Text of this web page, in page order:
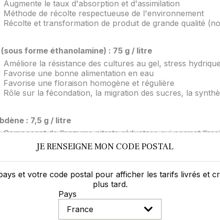
Augmente le taux d'absorption et d'assimilation
Méthode de récolte respectueuse de l'environnement
Récolte et transformation de produit de grande qualité
forme éthanolamine) : 75 g / litre
Améliore la résistance des cultures au gel, stress
Favorise une bonne alimentation en eau
Favorise une floraison homogène et régulière
Rôle sur la fécondation, la migration des sucres, la
: 7,5 g / litre
Composant de l’enzyme nitrate réductase qui permet
Permet la stimulation de la photosynthèse
Facilite l'absorption du fer
Conversion du phosphore inorganique
du produit
prononcée qui peut poser problème sur fin de
JE RENSEIGNE MON CODE POSTAL
et votre code postal pour afficher les tarifs livrés et
plus tard.
Pays